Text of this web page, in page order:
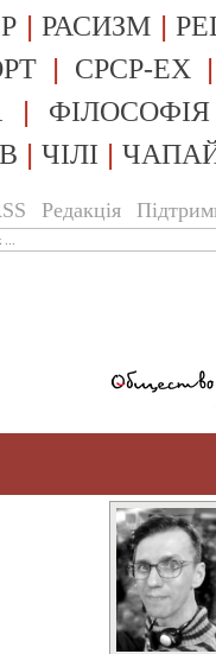
|РАСИЗМ |
| СРСР-EX
| ФІЛОСОФІЯ
| ЧІЛІ |
Редакція